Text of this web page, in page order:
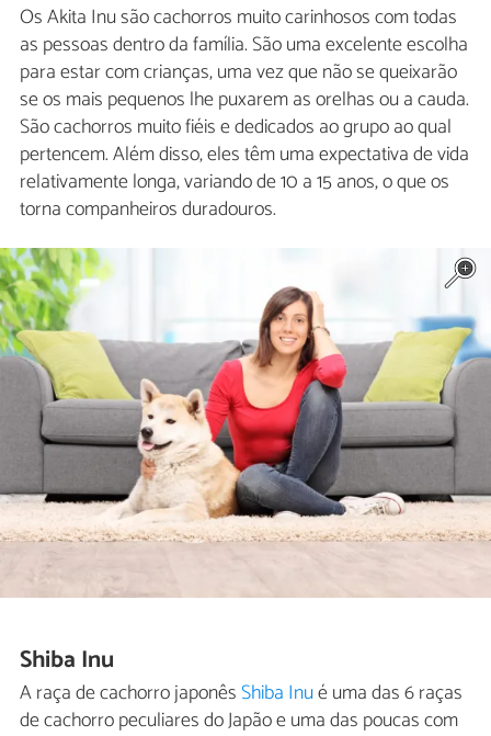
Os Akita Inu são cachorros muito carinhosos com todas
as pessoas dentro da família. São uma excelente escolha
para estar com crianças, uma vez que não se queixarão
se os mais pequenos lhe puxarem as orelhas ou a cauda.
São cachorros muito fiéis e dedicados ao grupo ao qual
pertencem. Além disso, eles têm uma expectativa de vida
relativamente longa, variando de 10 a 15 anos, o que os
torna companheiros duradouros.
Shiba Inu
A raça de cachorro japonêsShiba Inué uma das 6 raças
de cachorro peculiares do Japão e uma das poucas com